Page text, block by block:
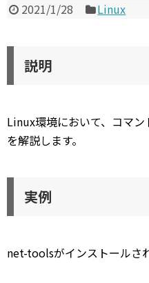
2021/1/28 Linux
説明
Linux環境において、コマ
を解説します。
実例
net-toolsがインストールさ